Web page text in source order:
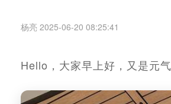
杨亮 2025-06-20 08:25:41
Hello，大家早上好，又是元